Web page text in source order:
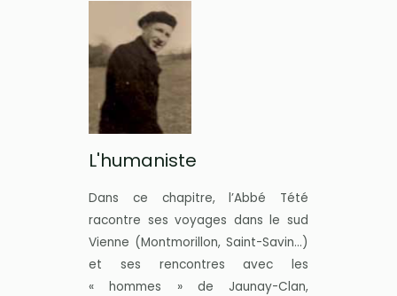
L'humaniste
Dans ce chapitre, l’Abbé Tété
racontre ses voyages dans le sud
Vienne (Montmorillon, Saint-Savin…)
et ses rencontres avec les
« hommes » de Jaunay-Clan,